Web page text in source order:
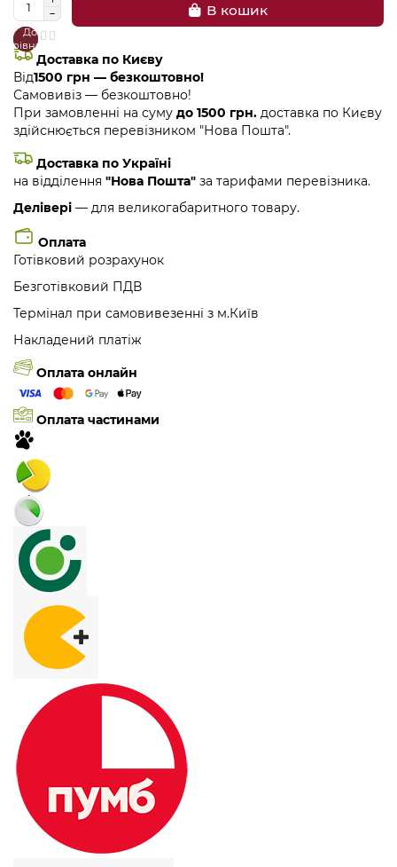
В кошик
В
закладки
До
Доставка по Києву
Від1500 грн — безкоштовно!
Самовивіз — безкоштовно!
При замовленні на суму до 1500 грн. доставка по Києву
здійснюється перевізником "Нова Пошта".
Доставка по Україні
на відділення "Нова Пошта" за тарифами перевізника.
Делівері — для великогабаритного товару.
Оплата
Готівковий розрахунок
Безготівковий ПДВ
Термінал при самовивезенні з м.Київ
Накладений платіж
Оплата онлайн
Оплата частинами